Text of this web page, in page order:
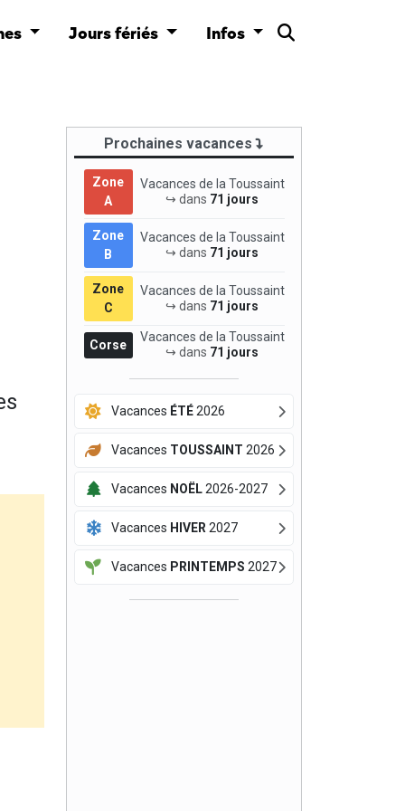
Jours fériés Infos
Prochaines vacances
Zone
A
Vacances de la Toussaint
↪ dans 71 jours
Zone
B
Vacances de la Toussaint
↪ dans 71 jours
Zone
C
Vacances de la Toussaint
↪ dans 71 jours
Corse
Vacances de la Toussaint
↪ dans 71 jours
Vacances ÉTÉ2026
Vacances TOUSSAINT 2026
Vacances NOËL2026-2027
Vacances HIVER 2027
Vacances PRINTEMPS 2027